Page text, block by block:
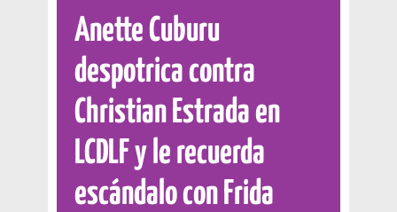
Anette Cuburu
despotrica contra
Christian Estrada en
LCDLF y le recuerda
escándalo con Frida